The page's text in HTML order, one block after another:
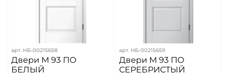
арт. НБ-00215658
Двери M 93 ПО
БЕЛЫЙ
арт. НБ-00215659
Двери M 93 ПО
СЕРЕБРИСТЫЙ